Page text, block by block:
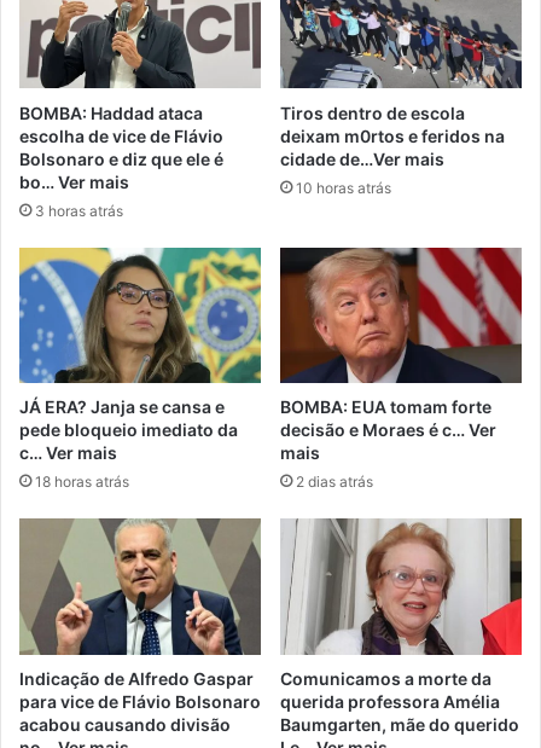
BOMBA: Haddad ataca
escolha de vice de Flávio
Bolsonaro e diz que ele é
bo… Ver mais
3 horas atrás
Tiros dentro de escola
deixam m0rtos e feridos na
cidade de…Ver mais
10 horas atrás
JÁ ERA? Janja se cansa e
pede bloqueio imediato da
c… Ver mais
18 horas atrás
BOMBA: EUA tomam forte
decisão e Moraes é c… Ver
mais
2 dias atrás
Indicação de Alfredo Gaspar
para vice de Flávio Bolsonaro
acabou causando divisão
Comunicamos a morte da
querida professora Amélia
Baumgarten, mãe do querido